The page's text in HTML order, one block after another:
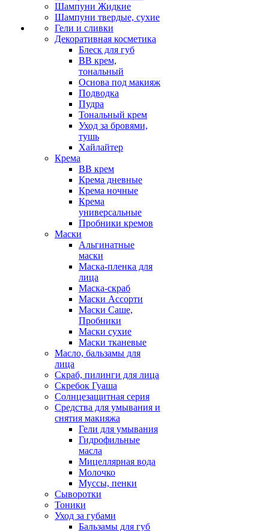
Шампуни Жидкие
Шампуни твердые, сухие
Гели и сливки
Декоративная косметика
Блеск для губ
ВВ крем,
тональный
Основа под макияж
Подводка
Пудра
Тональный крем
Уход за бровями,
тушь
Хайлайтер
Крема
ВВ крем
Крема дневные
Крема ночные
Крема
универсальные
Пробники кремов
Маски
Альгинатные
маски
Маска-пленка для
лица
Маска-скраб
Маски Ассорти
Маски Саше,
Пробники
Маски сухие
Маски тканевые
Масло, бальзамы для
лица
Скраб, пилинги для лица
Скребок Гуаша
Солнцезащитная серия
Средства для умывания и
снятия макияжа
Гели для умывания
Гидрофильные
масла
Мицеллярная вода
Молочко
Муссы, пенки
Сыворотки
Тоники
Уход за губами
Бальзамы для губ